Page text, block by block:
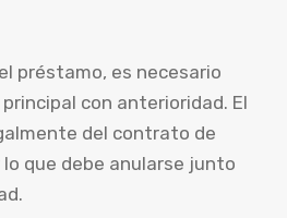
préstamo, es necesario
con anterioridad. El
del contrato de
que debe anularse junto